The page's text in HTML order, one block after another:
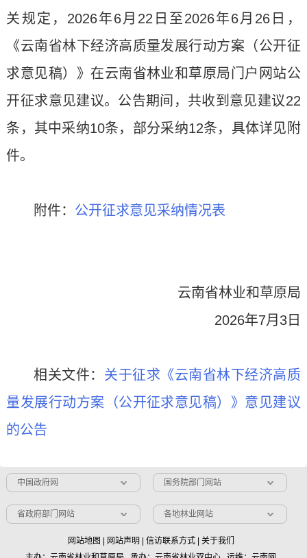
关规定，2026年6月22日至2026年6月26日，
《云南省林下经济高质量发展行动方案（公开征
求意见稿）》在云南省林业和草原局门户网站公
开征求意见建议。公告期间，共收到意见建议22
条，其中采纳10条，部分采纳12条，具体详见附
件。
附件： 公开征求意见采纳情况表
云南省林业和草原局
2026年7月3日
相关文件： 关于征求《云南省林下经济高质
量发展行动方案（公开征求意见稿）》意见建议
的公告
中国政府网 国务院部门网站
省政府部门网站 各地林业网站
网站地图 网站声明 信访联系方式| 关于我们